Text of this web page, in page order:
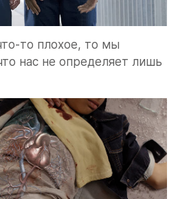
то плохое, то мы
нас не определяет лишь